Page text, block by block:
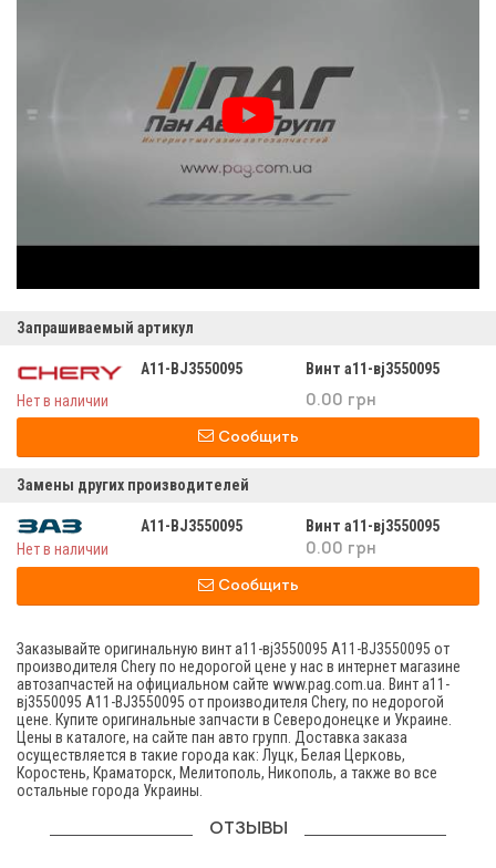
Запрашиваемый артикул
A11-BJ3550095
Винт а11-вj3550095
Нет в наличии
0.00 грн
Сообщить
Замены других производителей
A11-BJ3550095
Винт а11-вj3550095
Нет в наличии
0.00 грн
Сообщить
Заказывайте оригинальную винт а11-вj3550095 A11-BJ3550095 от
производителя Chery по недорогой цене у нас в интернет магазине
автозапчастей на официальном сайте www.pag.com.ua. Винт а11-
вj3550095 A11-BJ3550095 от производителя Chery, по недорогой
цене. Купите оригинальные запчасти в Северодонецке и Украине.
Цены в каталоге, на сайте пан авто групп. Доставка заказа
осуществляется в такие города как: Луцк, Белая Церковь,
Коростень, Краматорск, Мелитополь, Никополь, а также во все
остальные города Украины.
ОТЗЫВЫ